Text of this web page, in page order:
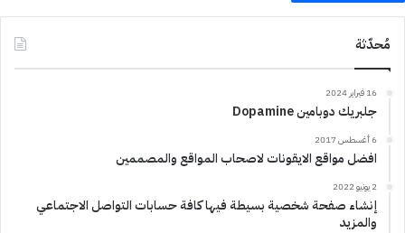
مُحدّثة
16 فبراير 2024
جلبريك دوبامين Dopamine
6 أغسطس 2017
افضل مواقع الايقونات لاصحاب المواقع والمصممين
2 يونيو 2022
إنشاء صفحة شخصية بسيطة فيها كافة حسابات التواصل الاجتماعي
والمزيد